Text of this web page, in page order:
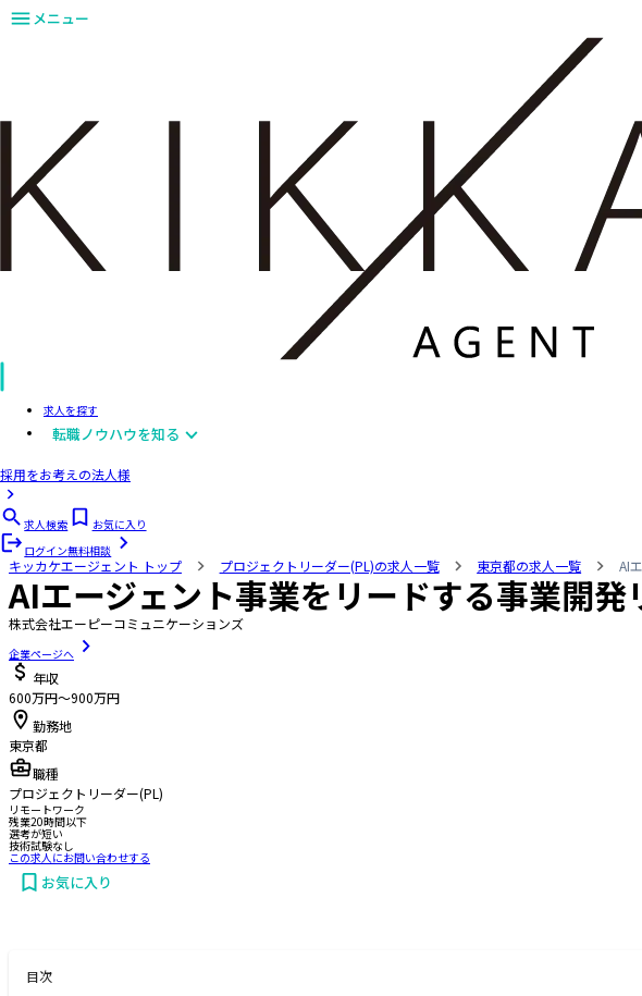
メニュー
求人を探す
転職ノウハウを知る
採用をお考えの法人様
求人検索
お気に入り
ログイン無料相談
キッカケエージェント トップ プロジェクトリーダー(PL)の求人一覧 東京都の求人一覧 AI
AIエージェント事業をリードする事業開発
株式会社エーピーコミュニケーションズ
企業ページへ
年収
600万円〜900万円
勤務地
東京都
職種
プロジェクトリーダー(PL)
リモートワーク
残業20時間以下
選考が短い
技術試験なし
この求人にお問い合わせする
お気に入り
目次